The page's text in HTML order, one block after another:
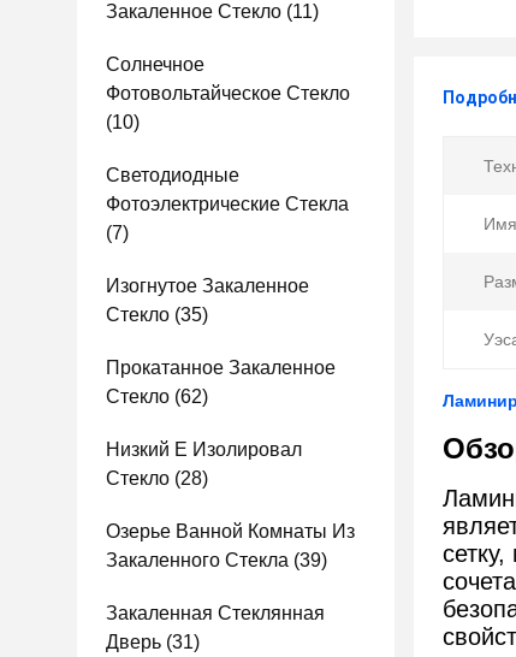
Закаленное Стекло (11)
Солнечное
Фотовольтайческое Стекло
(10)
Светодиодные
Фотоэлектрические Стекла
(7)
Изогнутое Закаленное
Стекло (35)
Прокатанное Закаленное
Стекло (62)
Низкий E Изолировал
Стекло (28)
Озерье Ванной Комнаты Из
Закаленного Стекла (39)
Закаленная Стеклянная
Дверь (31)